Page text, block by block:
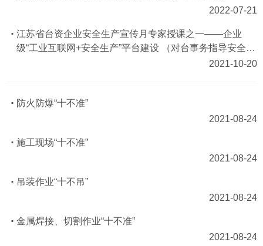
2022-07-21
江苏省台资企业安全生产宣传月专家授课之一——企业
级“工业互联网+安全生产”平台建设 （对台事务指导安全生
2021-10-20
防火防爆“十不准”
2021-08-24
施工现场“十不准”
2021-08-24
吊装作业“十不吊”
2021-08-24
金属焊接、切割作业“十不准”
2021-08-24